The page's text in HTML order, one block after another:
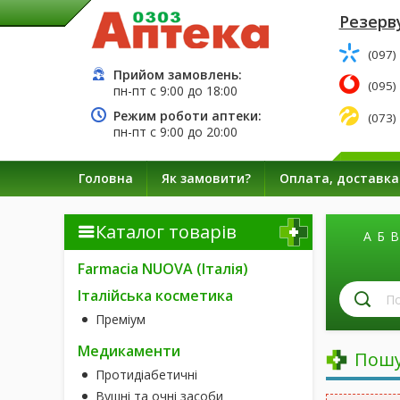
Прийом замовлень:
пн-пт с9:00 до 18:00
Режим роботи аптеки:
пн-пт с9:00 до 20:00
(097)
(095)
(073)
Головна Як замовити? Оплата, доставка
Каталог товарів
Farmacia NUOVA (Італія)
Італійська косметика
Преміум
Медикаменти
Протидіабетичні
Вушні та очні засоби
А Б В
за